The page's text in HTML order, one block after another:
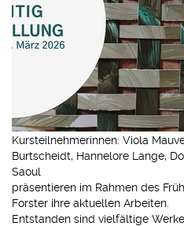
Kursteilnehmerinnen: Viola
Burtscheidt, Hannelore Lange,
Saoul
präsentieren im Rahmen des
Forster ihre aktuellen Arbeiten.
Entstanden sind vielfältige